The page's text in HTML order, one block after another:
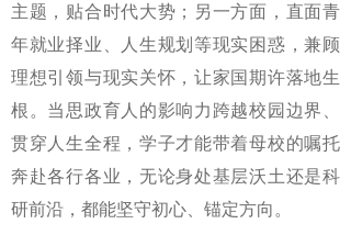
主题，贴合时代大势；另一方面，直面青
年就业择业、人生规划等现实困惑，兼顾
理想引领与现实关怀，让家国期许落地生
根。当思政育人的影响力跨越校园边界、
贯穿人生全程，学子才能带着母校的嘱托
奔赴各行各业，无论身处基层沃土还是科
研前沿，都能坚守初心、锚定方向。